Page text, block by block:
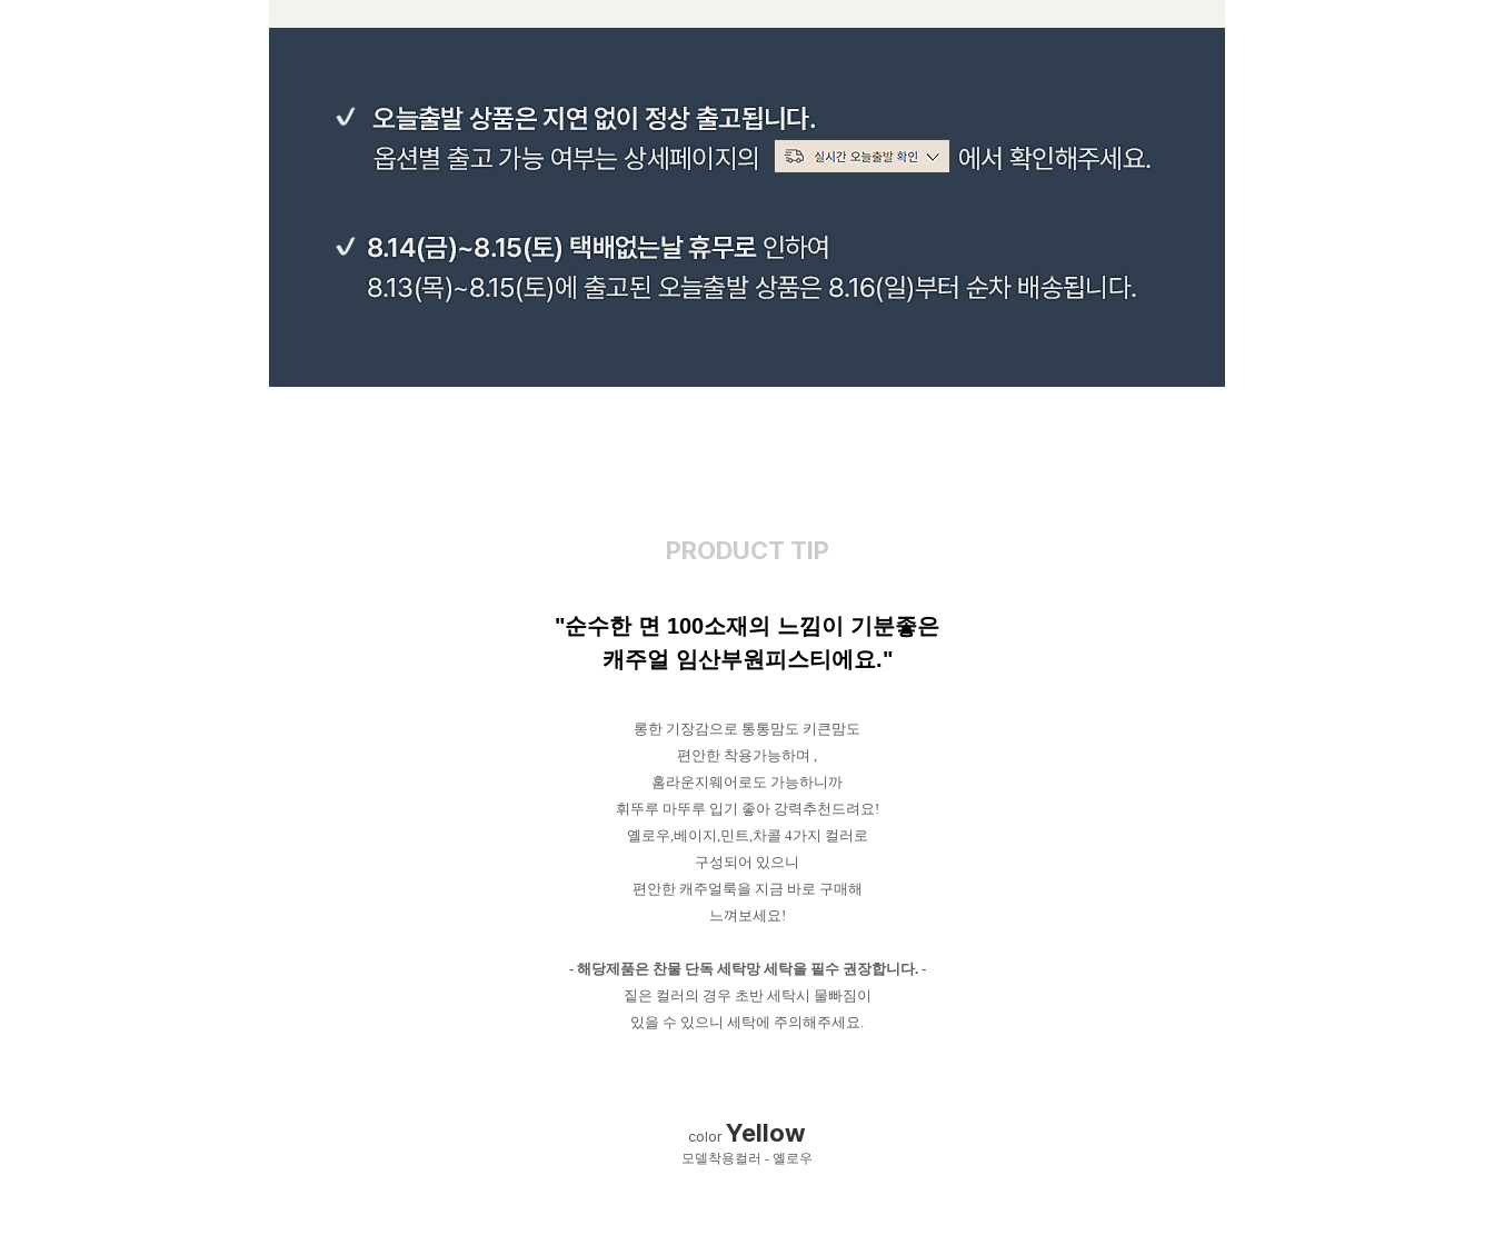
PRODUCT TIP
"순수한 면 100소재의 느낌이 기분좋은
캐주얼 임산부원피스티에요."
롱한 기장감으로 통통맘도 키큰맘도
편안한 착용가능하며 ,
홈라운지웨어로도 가능하니까
휘뚜루 마뚜루 입기 좋아 강력추천드려요!
옐로우,베이지,민트,차콜 4가지 컬러로
구성되어 있으니
편안한 캐주얼룩을 지금 바로 구매해
느껴보세요!
- 해당제품은 찬물 단독 세탁망 세탁을 필수 권장합니다. -
짙은 컬러의 경우 초반 세탁시 물빠짐이
있을 수 있으니 세탁에 주의해주세요.
colorYellow
모델착용컬러 - 옐로우